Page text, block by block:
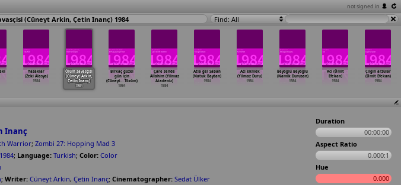
not signed in
(Cüneyt Arkin, Çetin Inanç) 1984 Find: All
Yasaklar
(Zeki Alasya)
1984
Ölüm savasçisi
(Cüneyt Arkin,
Çetin Inanç)
1984
Birkaç güzel
gün için
(Cüneyt…Tözüm)
1984
Çare sende
Allahim (Yilmaz
Atadeniz)
1984
Atla gel Saban
(Natuk Baytan)
1984
Aci ekmek
(Yilmaz Duru)
1984
Beyoglu Beyoglu
(Namik Durusan)
1984
Aci (Ümit
Efekan)
1984
Çilgin arzular
(Ümit Efekan)
1984
Inanç
Warrior; Zombi 27: Hopping Mad 3
1984; Language: Turkish; Color: Color
; Writer: Cüneyt Arkin, Çetin Inanç; Cinematographer: Sedat Ülker
Duration
00:00:00
Aspect Ratio
0.000:1
Hue
0.000